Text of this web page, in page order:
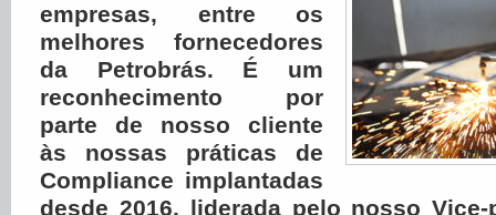
empresas, entre os
melhores fornecedores
da Petrobrás. É um
reconhecimento por
parte de nosso cliente
às nossas práticas de
Compliance implantadas
desde 2016, liderada pelo nosso